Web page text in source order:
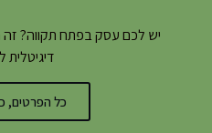
יש לכם עסק בפתח תקווה?
דיגיטלית
כל הפרטים,